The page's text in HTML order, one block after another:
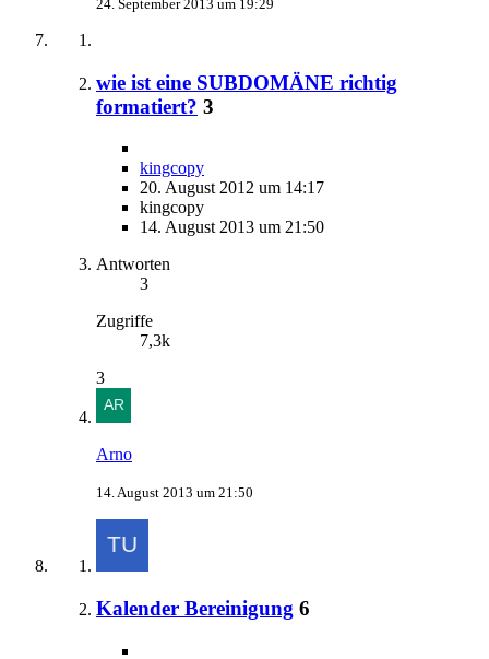
24. September 2013 um 19:29
wie ist eine SUBDOMÄNE richtig
formatiert? 3
kingcopy
20. August 2012 um 14:17
kingcopy
14. August 2013 um 21:50
Antworten
3
Zugriffe
7,3k
3
Arno
14. August 2013 um 21:50
Kalender Bereinigung 6